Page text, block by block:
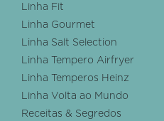
Linha Fit
Linha Gourmet
Linha Salt Selection
Linha Tempero Airfryer
Linha Temperos Heinz
Linha Volta ao Mundo
Receitas & Segredos